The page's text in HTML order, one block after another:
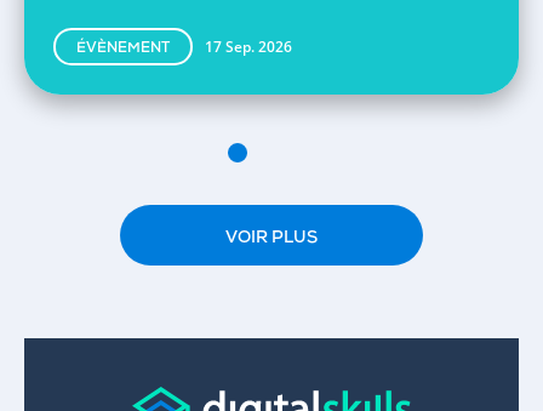
ÉVÈNEMENT 17 Sep. 2026
VOIR PLUS